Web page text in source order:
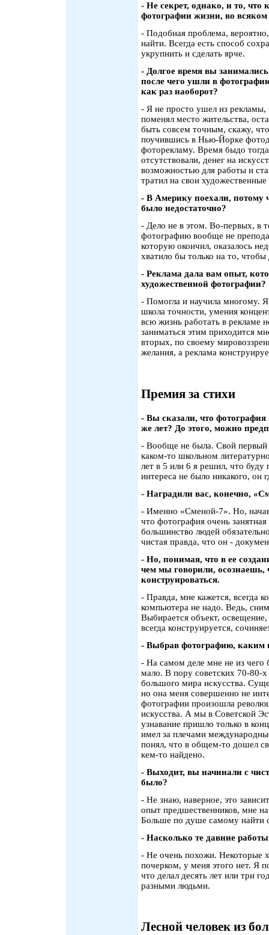
- Не секрет, однако, и то,
фотографии жизни, во всяком
- Подобная проблема,
найти. Всегда есть способ
укрупнить и сделать ярче.
- Долгое время вы
после чего ушли в
как раз наоборот?
- Я не просто ушел из
поменял место жительства,
быть совсем точным, скажу,
поучившись в Нью-Йорке
фоторекламу. Время быдо
отсутствовали, денег на
возможностью для работы и
тратил на свои
- В Америку поехали, потому
было недостаточно?
- Дело не в этом. Во-первых, в
фотографию вообще не
которую окончил, оказалось
хватило бы только на то,
- Реклама дала вам опыт,
художественной фотографии?
- Помогла и научила многому.
школа точности, умения
всю жизнь работать в рекламе
заниматься этим приходится
вторых, по своему
желания, а реклама
Премия за стихи
- Вы сказали, что
же лет? До этого, можно
- Вообще не была. Свой первый
каком-то школьном
лет в 5 или 6 я решил, что буду
интереса не было никакого, он
- Наградили вас, конечно,
- Именно «Сменой-7». Но,
что фотография очень
большинство людей
чистая правда, что он -
- Но, понимая, что в ее
чем мы говорили, осознаешь,
конструироваться.
- Правда, мне кажется, всегда
компьютера не надо. Ведь,
Выбирается объект,
всегда конструируется,
- Выбрав фотографию, каким
- На самом деле мне не из чего
мало. В пору советских 70-80-
большого мира искусства.
но она меня совершенно не
фотографии произошла
искусства. А мы в Советской
узнавание пришло только в
имел за плечами
понял, что в общем-то дошел
кем-то найдено.
- Выходит, вы начинали с
было?
- Не знаю, наверное, это
опыт предшественников, мне
Больше по душе самому найти
- Насколько те давние
- Не очень похожи. Некоторые
почерком, у меня этого нет. Я
что делал десять лет или три
разными людьми.
Лесной человек из